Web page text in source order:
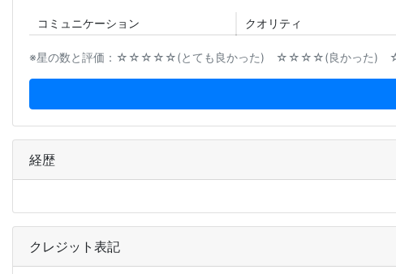
コミュニケーション クオリティ
※星の数と評価：☆☆☆☆☆(とても良かった) ☆☆☆☆(良かった)
経歴
クレジット表記